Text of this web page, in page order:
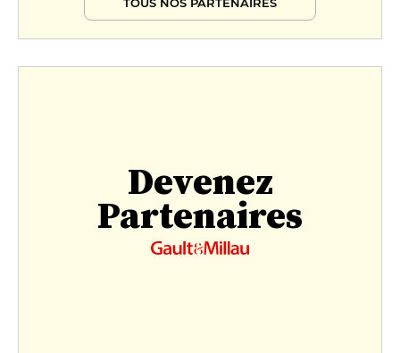
TOUS NOS PARTENAIRES
Devenez
Partenaires